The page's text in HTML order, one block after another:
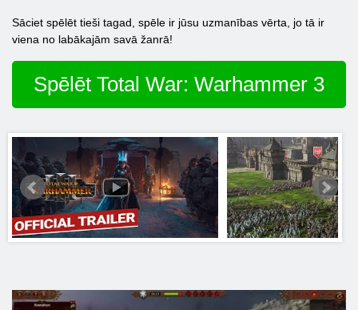
Sāciet spēlēt tieši tagad, spēle ir jūsu uzmanības vērta, jo tā ir
viena no labākajām savā žanrā!
Spēlēt Total War: Warhammer 3